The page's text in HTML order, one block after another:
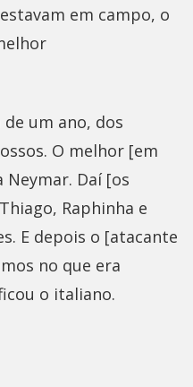
em campo, o
um ano, dos
O melhor [em
Daí [os
Raphinha e
E depois o [atacante
no que era
o italiano.